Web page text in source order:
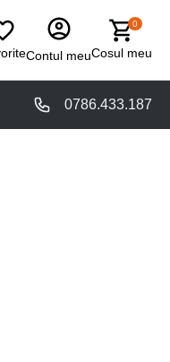
Contul meu
0
Cosul meu
0786.433.187